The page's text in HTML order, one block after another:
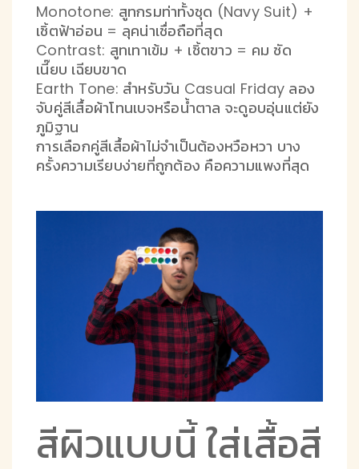
Monotone: สูทกรมท่าทั้งชุด (Navy Suit) +
เชิ้ตฟ้าอ่อน = ลุคน่าเชื่อถือที่สุด
Contrast: สูทเทาเข้ม + เชิ้ตขาว = คม ชัด
เนี๊ยบ เฉียบขาด
Earth Tone: สำหรับวัน Casual Friday ลอง
จับคู่สีเสื้อผ้าโทนเบจหรือน้ำตาล จะดูอบอุ่นแต่ยัง
ภูมิฐาน
การเลือกคู่สีเสื้อผ้าไม่จำเป็นต้องหวือหวา บาง
ครั้งความเรียบง่ายที่ถูกต้อง คือความแพงที่สุด
สีผิวแบบนี้ ใส่เสื้อสี